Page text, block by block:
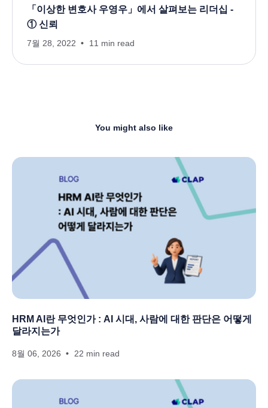
「이상한 변호사 우영우」에서 살펴보는 리더십 -
① 신뢰
7월 28, 2022 11 min read
You might also like
HRM AI란 무엇인가 : AI 시대, 사람에 대한 판단은 어떻게
달라지는가
8월 06, 2026 22 min read